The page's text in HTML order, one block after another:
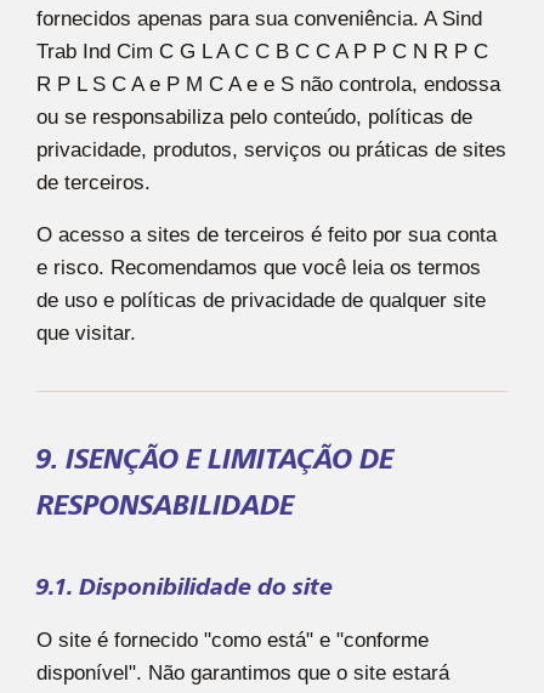
fornecidos apenas para sua conveniência. A Sind
Trab Ind Cim C G L A C C B C C A P P C N R P C
R P L S C A e P M C A e e S não controla, endossa
ou se responsabiliza pelo conteúdo, políticas de
privacidade, produtos, serviços ou práticas de sites
de terceiros.
O acesso a sites de terceiros é feito por sua conta
e risco. Recomendamos que você leia os termos
de uso e políticas de privacidade de qualquer site
que visitar.
9. ISENÇÃO E LIMITAÇÃO DE
RESPONSABILIDADE
9.1. Disponibilidade do site
O site é fornecido "como está" e "conforme
disponível". Não garantimos que o site estará